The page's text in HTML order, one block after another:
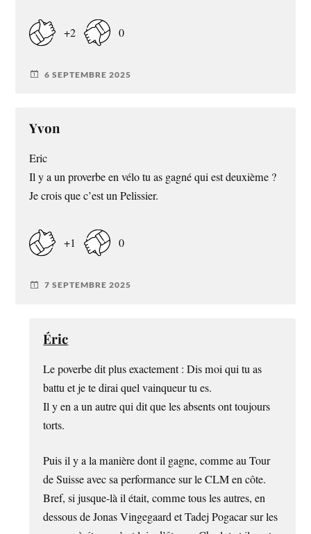
+2 0
6 SEPTEMBRE 2025
Yvon
Eric
Il y a un proverbe en vélo tu as gagné qui est deuxième ?
Je crois que c’est un Pelissier.
+1 0
7 SEPTEMBRE 2025
Éric
Le poverbe dit plus exactement : Dis moi qui tu as
battu et je te dirai quel vainqueur tu es.
Il y en a un autre qui dit que les absents ont toujours
torts.
Puis il y a la manière dont il gagne, comme au Tour
de Suisse avec sa performance sur le CLM en côte.
Bref, si jusque-là il était, comme tous les autres, en
dessous de Jonas Vingegaard et Tadej Pogacar sur les